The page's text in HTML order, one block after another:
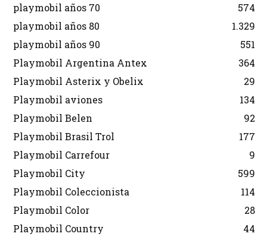
playmobil años 70
574
playmobil años 80
1.329
playmobil años 90
551
Playmobil Argentina Antex
364
Playmobil Asterix y Obelix
29
Playmobil aviones
134
Playmobil Belen
92
Playmobil Brasil Trol
177
Playmobil Carrefour
9
Playmobil City
599
Playmobil Coleccionista
114
Playmobil Color
28
Playmobil Country
44